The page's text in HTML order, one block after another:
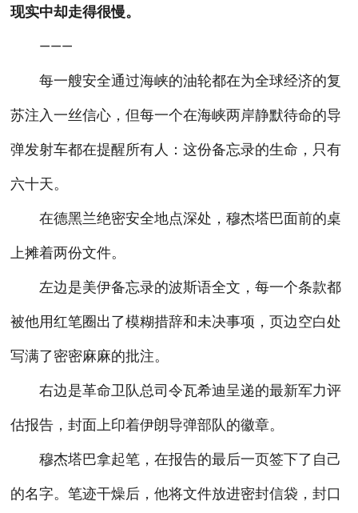
现实中却走得很慢。
———
每一艘安全通过海峡的油轮都在为全球经济的复
苏注入一丝信心，但每一个在海峡两岸静默待命的导
弹发射车都在提醒所有人：这份备忘录的生命，只有
六十天。
在德黑兰绝密安全地点深处，穆杰塔巴面前的桌
上摊着两份文件。
左边是美伊备忘录的波斯语全文，每一个条款都
被他用红笔圈出了模糊措辞和未决事项，页边空白处
写满了密密麻麻的批注。
右边是革命卫队总司令瓦希迪呈递的最新军力评
估报告，封面上印着伊朗导弹部队的徽章。
穆杰塔巴拿起笔，在报告的最后一页签下了自己
的名字。笔迹干燥后，他将文件放进密封信袋，封口